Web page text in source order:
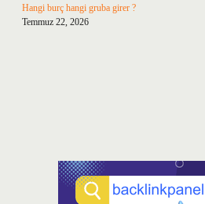
Hangi burç hangi gruba girer ?
Temmuz 22, 2026